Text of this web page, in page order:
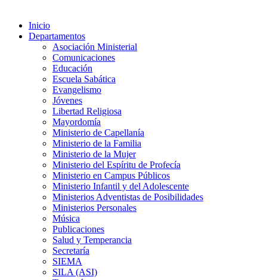
Inicio
Departamentos
Asociación Ministerial
Comunicaciones
Educación
Escuela Sabática
Evangelismo
Jóvenes
Libertad Religiosa
Mayordomía
Ministerio de Capellanía
Ministerio de la Familia
Ministerio de la Mujer
Ministerio del Espíritu de Profecía
Ministerio en Campus Públicos
Ministerio Infantil y del Adolescente
Ministerios Adventistas de Posibilidades
Ministerios Personales
Música
Publicaciones
Salud y Temperancia
Secretaría
SIEMA
SILA (ASI)